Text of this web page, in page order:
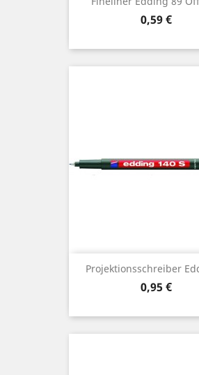
Preis
0,59 €
Projektionsschreiber
Preis
0,95 €